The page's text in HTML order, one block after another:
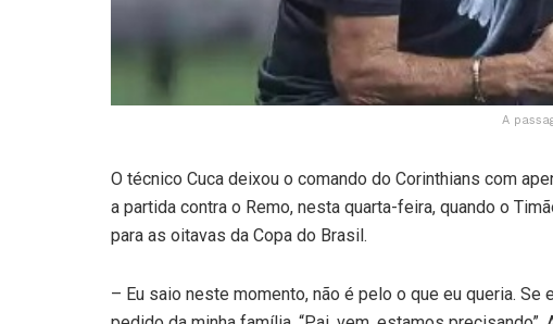
A
O técnico Cuca deixou o comando do Corinthians com
a partida contra o Remo, nesta quarta-feira, quando o
para as oitavas da Copa do Brasil.
– Eu saio neste momento, não é pelo o que eu queria. Se